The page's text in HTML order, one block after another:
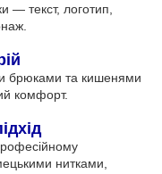
— текст, логотип,
брюками та кишенями
комфорт.
нитками,